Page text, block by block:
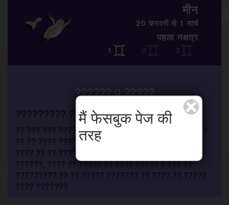
मीन
20 फरवरी से 1 मार्च
पहला नक्षत्र
?????? 9 ?????
????????? ?? ??????
?? ??? ??? ???? ??? ??? ? ??? ?? ?? ??? ????????
?? ?? ???? ???? ?? ????? ? ??? ???, ?? ?? ????
???? ?? ?? ????????? ?? ????????-????? ?????
??????, ???? ?? ????? ?? ???? ????? ? ??? ??
????????? ?? ?? ????? ??????? ?? ???? ?? ?????
???? ???????
मैं फेसबुक पेज की
तरह